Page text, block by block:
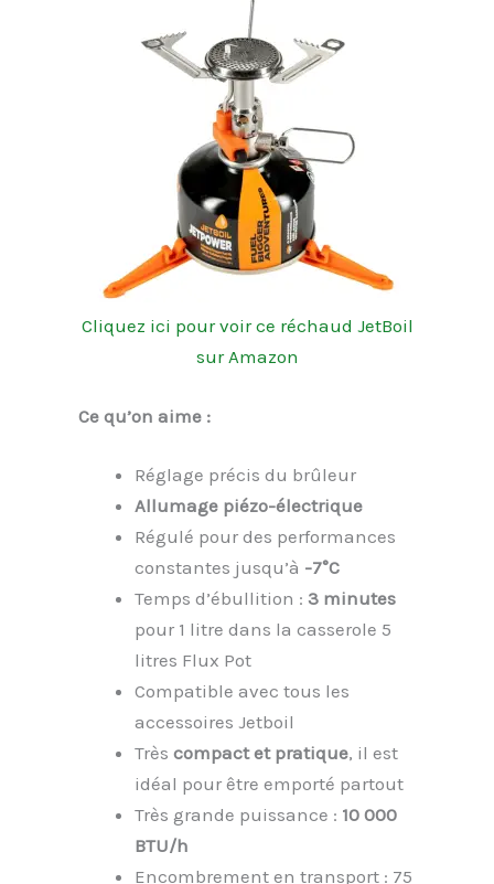
Cliquez ici pour voir ce réchaud JetBoil
sur Amazon
Ce qu’on aime :
Réglage précis du brûleur
Allumage piézo-électrique
Régulé pour des performances
constantes jusqu’à -7°C
Temps d’ébullition : 3 minutes
pour 1 litre dans la casserole 5
litres Flux Pot
Compatible avec tous les
accessoires Jetboil
Très compact et pratique, il est
idéal pour être emporté partout
Très grande puissance : 10 000
BTU/h
Encombrement en transport : 75